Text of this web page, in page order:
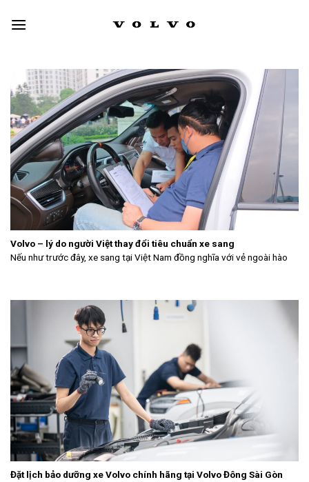
Volvo – lý do người Việt thay đổi tiêu chuẩn xe sang
Nếu như trước đây, xe sang tại Việt Nam đồng nghĩa với vẻ ngoài hào
Đặt lịch bảo dưỡng xe Volvo chính hãng tại Volvo Đông Sài Gòn